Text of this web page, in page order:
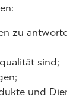
zu
sind;
und